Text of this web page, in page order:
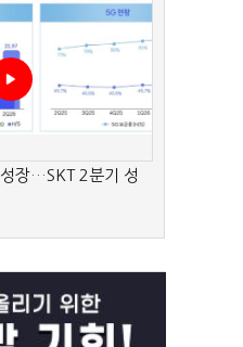
장…SKT 2분기 성